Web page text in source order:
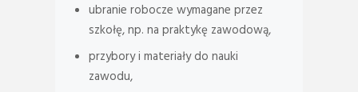
ubranie robocze wymagane przez
szkołę, np. na praktykę zawodową,
przybory i materiały do nauki
zawodu,